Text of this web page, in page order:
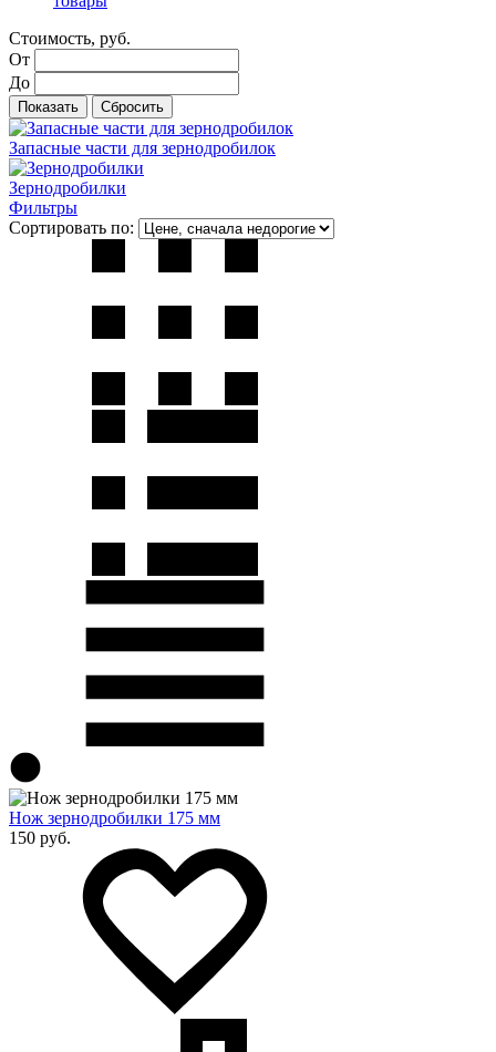
Стоимость, руб.
От
До
Запасные части для зернодробилок
Зернодробилки
Фильтры
Сортировать по:
Нож зернодробилки 175 мм
150 руб.